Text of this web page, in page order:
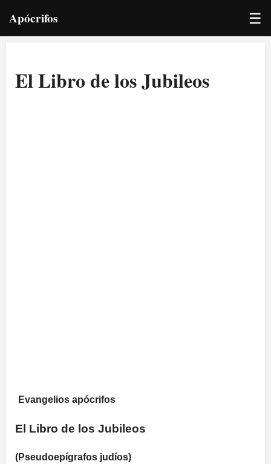
Apócrifos ☰
El Libro de los Jubileos
Evangelios apócrifos
El Libro de los Jubileos
(Pseudoepígrafos judíos)